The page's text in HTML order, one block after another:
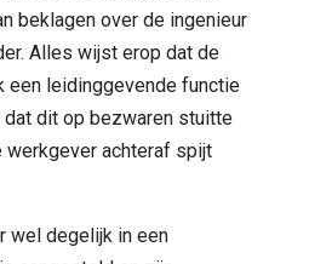
beklagen over de ingenieur
Alles wijst erop dat de
een leidinggevende functie
dat dit op bezwaren stuitte
werkgever achteraf spijt
wel degelijk in een